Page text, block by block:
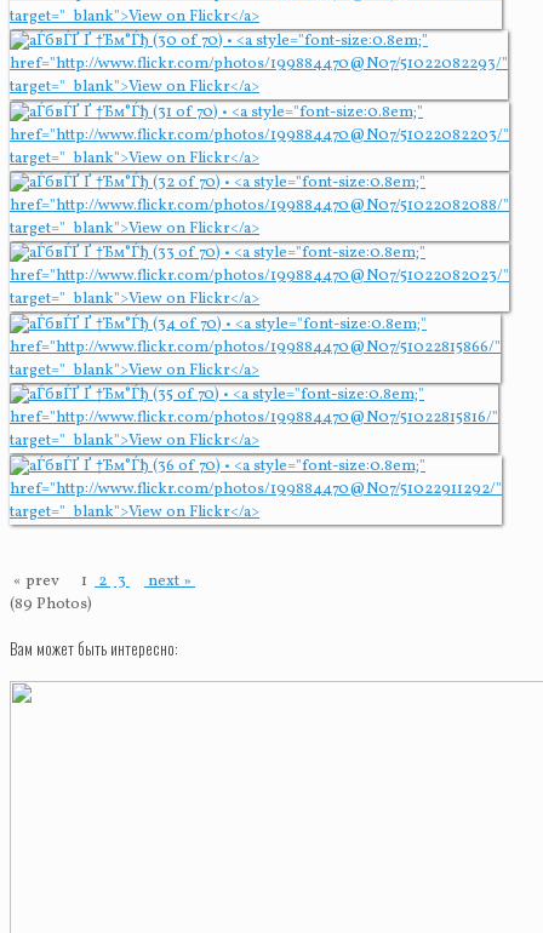
« prev 1 23
next »
(89 Photos)
Вам может быть интересно: